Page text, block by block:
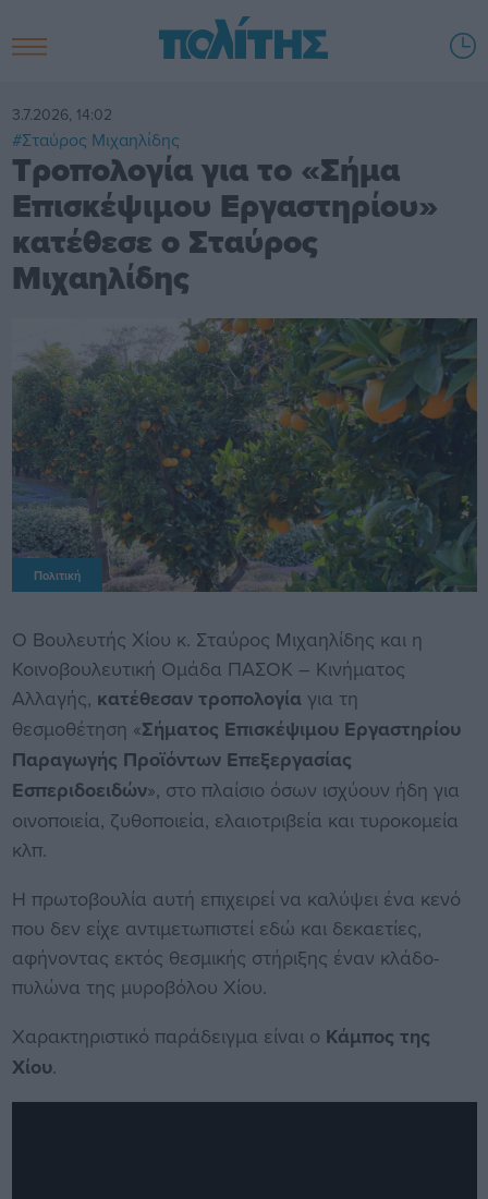
3.7.2026, 14:02
#Σταύρος Μιχαηλίδης
Τροπολογία για το «Σήμα
Επισκέψιμου Εργαστηρίου»
κατέθεσε ο Σταύρος
Μιχαηλίδης
Πολιτική
Ο Βουλευτής Χίου κ. Σταύρος Μιχαηλίδης και η
Κοινοβουλευτική Ομάδα ΠΑΣΟΚ – Κινήματος
Αλλαγής, κατέθεσαντροπολογία για τη
θεσμοθέτηση «Σήματος Επισκέψιμου Εργαστηρίου
Παραγωγής Προϊόντων Επεξεργασίας
Εσπεριδοειδών», στο πλαίσιο όσων ισχύουν ήδη για
οινοποιεία, ζυθοποιεία, ελαιοτριβεία και τυροκομεία
κλπ.
Η πρωτοβουλία αυτή επιχειρεί να καλύψει ένα κενό
που δεν είχε αντιμετωπιστεί εδώ και δεκαετίες,
αφήνοντας εκτός θεσμικής στήριξης έναν κλάδο-
πυλώνα της μυροβόλου Χίου.
Χαρακτηριστικό παράδειγμα είναι ο Κάμπος της
Χίου.